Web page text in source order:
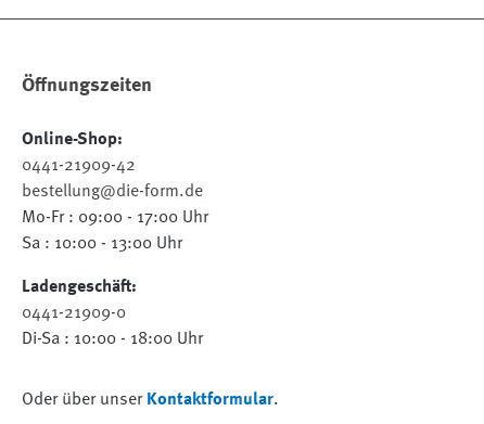
Öffnungszeiten
Online-Shop:
0441-21909-42
bestellung@die-form.de
Mo-Fr : 09:00 - 17:00 Uhr
Sa : 10:00 - 13:00 Uhr
Ladengeschäft:
0441-21909-0
Di-Sa : 10:00 - 18:00 Uhr
Oder über unser Kontaktformular.